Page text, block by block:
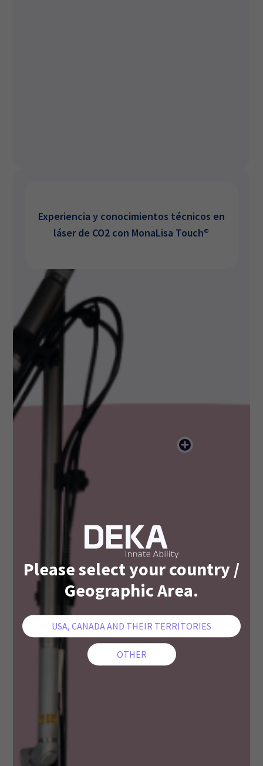
Experiencia y conocimientos técnicos en
láser de CO2 con MonaLisa Touch®
Please select your country /
Geographic Area.